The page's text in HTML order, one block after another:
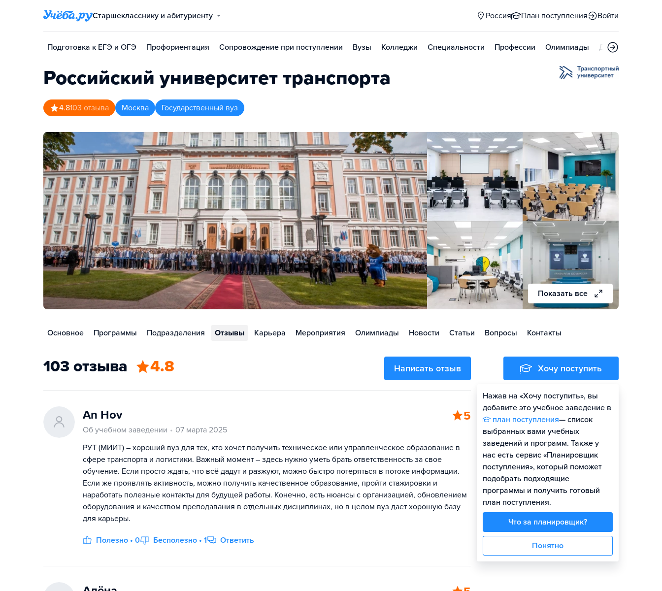
Старшекласснику и абитуриенту Россия План поступления Войти
Подготовка к ЕГЭ и ОГЭ Профориентация Сопровождение при поступлении Вузы Колледжи Специальности Профессии Олимпиады Дни открытых
Российский университет транспорта
4.8103 отзыва Москва Государственный вуз
Показать все
Основное Программы Подразделения Отзывы Карьера Мероприятия Олимпиады Новости Статьи Вопросы Контакты
103 отзыва 4.8 Написать отзыв
An Hov 5
Об учебном заведении
07 марта 2025
РУТ (МИИТ) – хороший вуз для тех, кто хочет получить техническое или управленческое образование в
сфере транспорта и логистики. Важный момент – здесь нужно уметь брать ответственность за свое
обучение. Если просто ждать, что всё дадут и разжуют, можно быстро потеряться в потоке информации.
Если же проявлять активность, можно получить качественное образование, пройти стажировки и
наработать полезные контакты для будущей работы. Конечно, есть нюансы с организацией, обновлением
оборудования и качеством преподавания в отдельных дисциплинах, но в целом вуз дает хорошую базу
для карьеры.
Полезно • 0 Бесполезно • 1 Ответить
Хочу поступить
Нажав на «Хочу поступить», вы
добавите это учебное заведение в
план поступления— список
выбранных вами учебных
заведений и программ. Также у
нас есть сервис «Планировщик
поступления», который поможет
подобрать подходящие
программы и получить готовый
план поступления.
Что за планировщик?
Понятно
Оценить шансы